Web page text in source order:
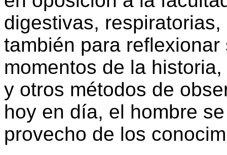
digestivas,
también para
momentos de la
y otros métodos de
hoy en día, el hombre
provecho de los